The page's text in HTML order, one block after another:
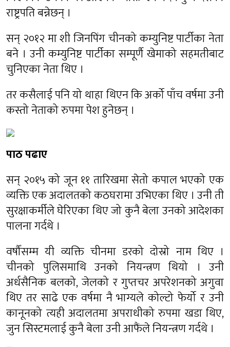
राष्ट्रपति बन्नेछन् ।
सन् २०१२ मा शी जिनपिंग चीनको कम्युनिष्ट पार्टीका नेता
बने । उनी कम्युनिष्ट पार्टीका सम्पूर्णै खेमाको सहमतीबाट
चुनिएका नेता थिए ।
तर कसैलाई पनि यो थाहा थिएन कि अर्को पाँच वर्षमा उनी
कस्तो नेताको रुपमा पेश हुनेछन् ।
पाठ पढाए
सन् २०१५ को जून ११ तारिखमा सेतो कपाल भएको एक
व्यक्ति एक अदालतको कठघरामा उभिएका थिए । उनी ती
सुरक्षाकर्मीले घेरिएका थिए जो कुनै बेला उनको आदेशका
पालना गर्दथे ।
वर्षौंसम्म यी व्यक्ति चीनमा डरको दोस्रो नाम थिए ।
चीनको पुलिसमाथि उनको नियन्त्रण थियो । उनी
अर्धसैनिक बलको, जेलको र गुप्तचर अपरेशनको अगुवा
थिए तर साढे एक वर्षमा नै भाग्यले कोल्टो फेर्यो र उनी
कानूनको त्यही अदालतमा अपराधीको रुपमा खडा थिए,
जुन सिस्टमलाई कुनै बेला उनी आफैंले नियन्त्रण गर्दथे ।